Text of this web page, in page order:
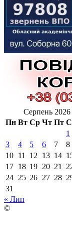
Серпень 2026
Пн Вт Ср Чт Пт
1
3
4 5 6 7 8
10 11 12 13 14
17 18 19 20 21
24 25 26 27 28
31
« Лип
©